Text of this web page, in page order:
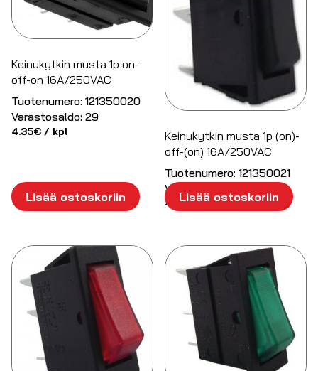
Keinukytkin musta 1p on-
off-on 16A/250VAC
Tuotenumero: 121350020
Varastosaldo: 29
4.35€ / kpl
Lisää ostoskoriin
Keinukytkin musta 1p (on)-
off-(on) 16A/250VAC
Tuotenumero: 121350021
Varastosaldo:
4.33€/ kpl
Lisää ostoskoriin